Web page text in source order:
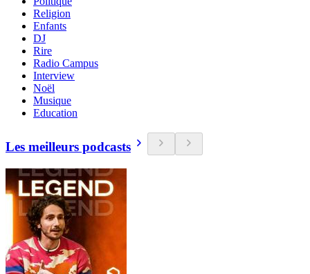
Religion
Enfants
DJ
Rire
Radio Campus
Interview
Noël
Musique
Education
Les meilleurs podcasts